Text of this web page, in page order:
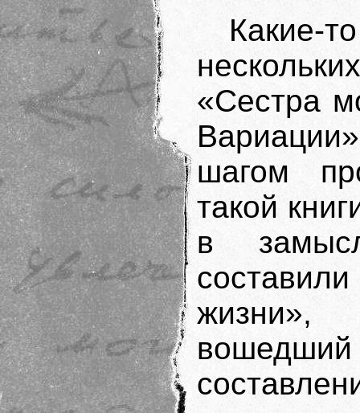
«Сестра
шагом
такой
в
жизни»,
вошедший